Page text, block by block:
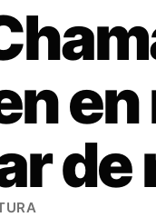
en
de